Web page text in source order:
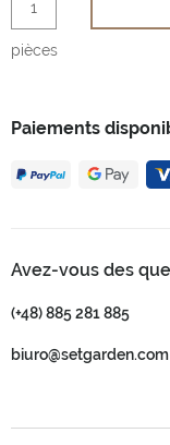
Paiements
Avez-vous des
(+48) 885 281 885
biuro@setgarden.com
pièces